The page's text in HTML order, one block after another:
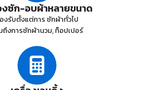
งซัก-อบผ้าหลายขนาด
งรับตั้งแต่การ ซักผ้าทั่วไป
ถึงการซักผ้านวม, ท็อปเปอร์